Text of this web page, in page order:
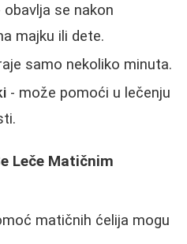
obavlja se nakon
majku ili dete.
samo nekoliko minuta.
- može pomoći u lečenju
Leče Matičnim
matičnih ćelija mogu